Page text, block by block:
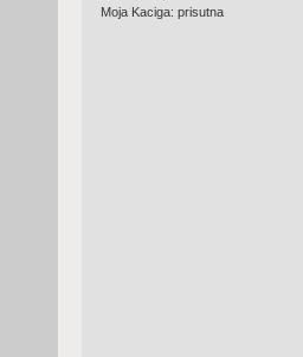
Moja Kaciga: prisutna